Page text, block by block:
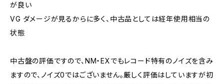
が良い
VG ダメージが見るからに多く、中古品としては経年使用相当の
状態
中古盤の評価ですので、NM・EXでもレコード特有のノイズを含み
ますので、ノイズ0ではございません。厳しく評価はしていますが初